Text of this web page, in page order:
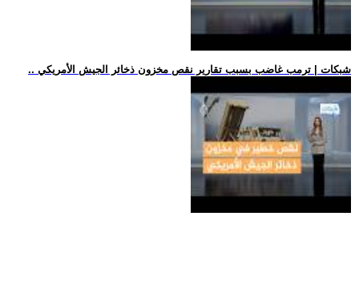
.. شبكات | ترمب غاضب بسبب تقارير نقص مخزون ذخائر الجيش الأمريكي